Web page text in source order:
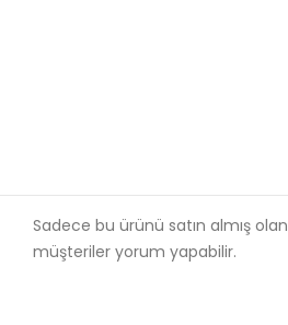
Sadece bu ürünü satın almış olan
müşteriler yorum yapabilir.